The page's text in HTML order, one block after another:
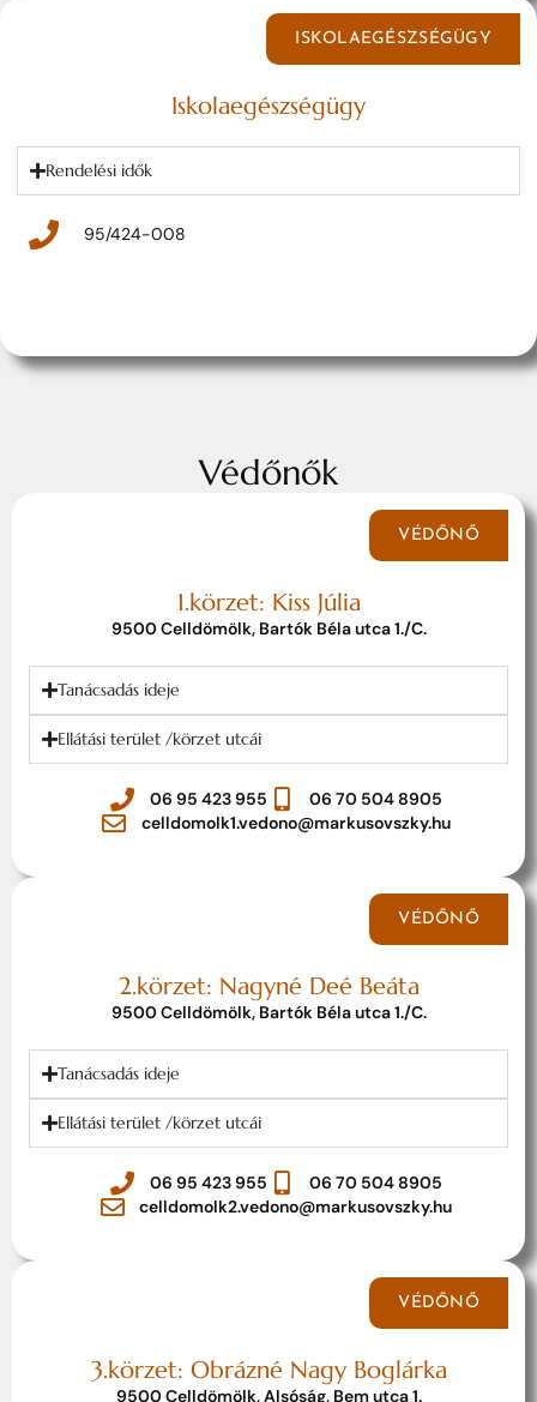
ISKOLAEGÉSZSÉGÜGY
Iskolaegészségügy
Rendelési idők
95/424-008
Védőnők
VÉDŐNŐ
1.körzet: Kiss Júlia
9500 Celldömölk, Bartók Béla utca 1./C.
Tanácsadás ideje
Ellátási terület /körzet utcái
06 95 423 955
06 70 504 8905
celldomolk1.vedono@markusovszky.hu
VÉDŐNŐ
2.körzet: Nagyné Deé Beáta
9500 Celldömölk, Bartók Béla utca 1./C.
Tanácsadás ideje
Ellátási terület /körzet utcái
06 95 423 955
06 70 504 8905
celldomolk2.vedono@markusovszky.hu
VÉDŐNŐ
3.körzet: Obrázné Nagy Boglárka
9500 Celldömölk, Alsóság, Bem utca 1.